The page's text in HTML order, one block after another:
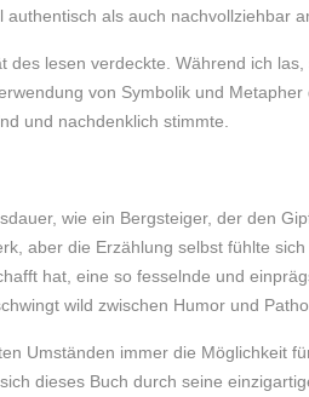
als auch nachvollziehbar
lesen verdeckte. Während ich
von Symbolik und
und nachdenklich stimmte.
wie ein Bergsteiger, der den
aber die Erzählung selbst fühlte
hat, eine so fesselnde und
wild zwischen Humor und
Umständen immer die Möglichkeit
dieses Buch durch seine